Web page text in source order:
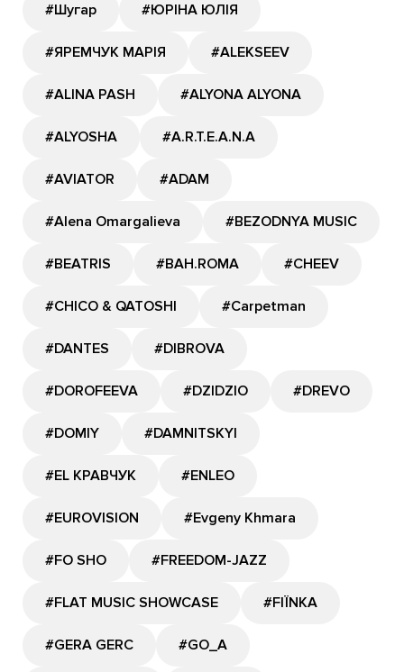
#Шугар #ЮРІНА ЮЛІЯ
#ЯРЕМЧУК МАРІЯ #ALEKSEEV
#ALINA PASH #ALYONA ALYONA
#ALYOSHA #A.R.T.E.A.N.A
#AVIATOR #ADAM
#Alena Omargalieva #BEZODNYA MUSIC
#BEATRIS #BAH.ROMA #CHEEV
#CHICO & QATOSHI #Carpetman
#DANTES #DIBROVA
#DOROFEEVA #DZIDZIO #DREVO
#DOMIY #DAMNITSKYI
#EL КРАВЧУК #ENLEO
#EUROVISION #Evgeny Khmara
#FO SHO #FREEDOM-JAZZ
#FLAT MUSIC SHOWCASE #FIЇNKA
#GERA GERC #GО_A